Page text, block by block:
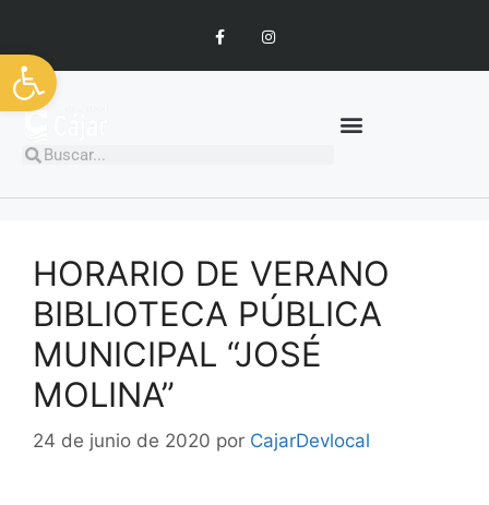
Abrir barra de herramientas
HORARIO DE VERANO
BIBLIOTECA PÚBLICA
MUNICIPAL “JOSÉ
MOLINA”
24 de junio de 2020 por CajarDevlocal